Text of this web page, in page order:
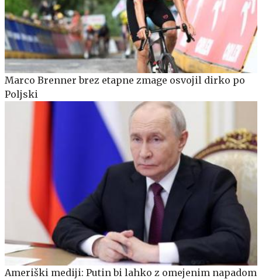
Marco Brenner brez etapne zmage osvojil dirko po
Poljski
Ameriški mediji: Putin bi lahko z omejenim napadom